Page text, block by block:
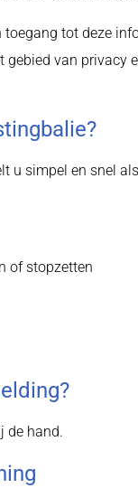
toegang tot deze
van privacy
u simpel en snel
of stopzetten
de hand.